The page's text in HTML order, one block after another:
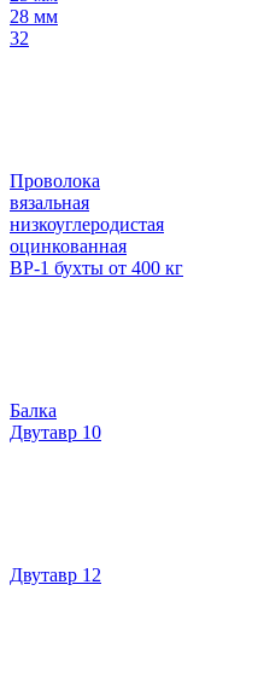
28 мм
32
Проволока
вязальная
низкоуглеродистая
оцинкованная
ВР-1 бухты от 400 кг
Балка
Двутавр 10
Двутавр 12